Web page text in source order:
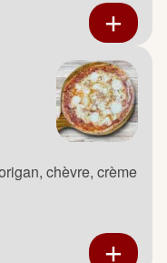
chèvre, crème